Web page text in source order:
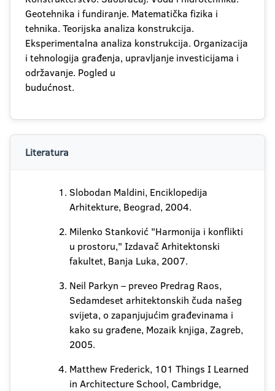
Geotehnika i fundiranje. Matematička fizika i
tehnika. Teorijska analiza konstrukcija.
Eksperimentalna analiza konstrukcija. Organizacija
i tehnologija građenja, upravljanje investicijama i
održavanje. Pogled u
budućnost.
Literatura
Slobodan Maldini, Enciklopedija
Arhitekture, Beograd, 2004.
Milenko Stanković "Harmonija i konflikti
u prostoru," Izdavač Arhitektonski
fakultet, Banja Luka, 2007.
Neil Parkyn – preveo Predrag Raos,
Sedamdeset arhitektonskih čuda našeg
svijeta, o zapanjujućim građevinama i
kako su građene, Mozaik knjiga, Zagreb,
2005.
Matthew Frederick, 101 Things I Learned
in Architecture School, Cambridge,